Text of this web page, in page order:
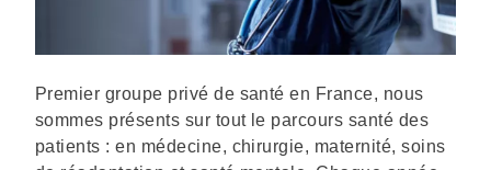
Description
Premier groupe privé de santé en France, nous
sommes présents sur tout le parcours santé des
patients : en médecine, chirurgie, maternité, soins